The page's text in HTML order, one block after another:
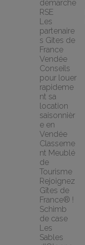
démarche
RSE
Les
partenaire
s Gites de
France
Vendée
Conseils
pour louer
rapideme
nt sa
location
saisonnièr
e en
Vendée
Classeme
nt Meublé
de
Tourisme
Rejoignez
Gîtes de
France® !
Schimb
de case
Les
Sables